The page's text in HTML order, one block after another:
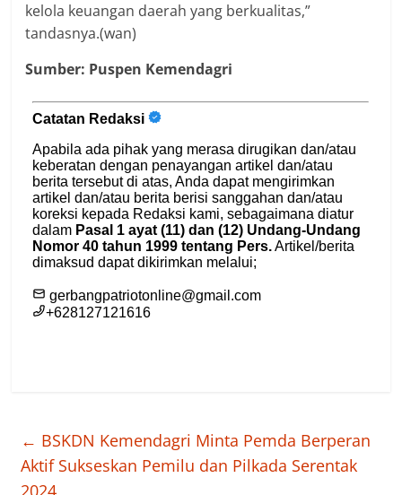
kelola keuangan daerah yang berkualitas,”
tandasnya.(wan)
Sumber: Puspen Kemendagri
← BSKDN Kemendagri Minta Pemda Berperan
Aktif Sukseskan Pemilu dan Pilkada Serentak